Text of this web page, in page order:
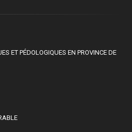
ET PÉDOLOGIQUES EN PROVINCE DE